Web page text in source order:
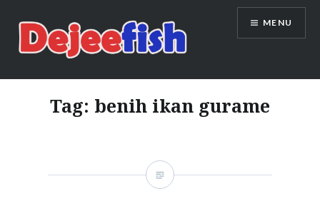
content
DEJEEFISH | PRODUSEN BENIH
IKAN BERKUALITAS INDONESIA
MENU
Tag: benih ikan gurame